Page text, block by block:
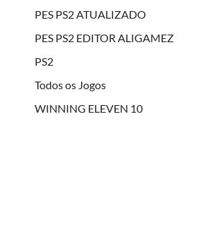
PES PS2 ATUALIZADO
PES PS2 EDITOR ALIGAMEZ
PS2
Todos os Jogos
WINNING ELEVEN 10